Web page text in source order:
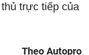
trực tiếp của
Theo Autopro